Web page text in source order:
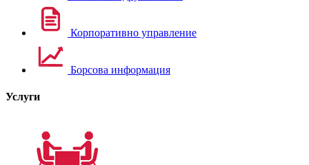
Корпоративно управление
Борсова информация
Услуги